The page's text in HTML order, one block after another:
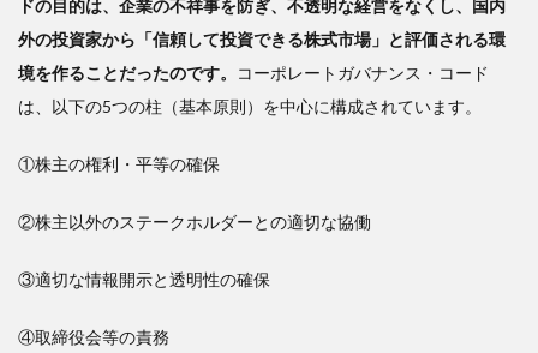
ドの目的は、企業の不祥事を防ぎ、不透明な経営をなくし、国内
外の投資家から「信頼して投資できる株式市場」と評価される環
境を作ることだったのです。
コーポレートガバナンス・コード
は、以下の5つの柱（基本原則）を中心に構成されています。
①株主の権利・平等の確保
②株主以外のステークホルダーとの適切な協働
③適切な情報開示と透明性の確保
④取締役会等の責務